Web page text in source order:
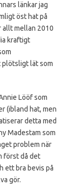
länkar jag
öst hat på
allt mellan 2010
kraftigt
plötsligt lät som
Lööf som
(ibland hat, men
detta med
Madestam som
problem när
först då det
ett bra bevis på
gör.